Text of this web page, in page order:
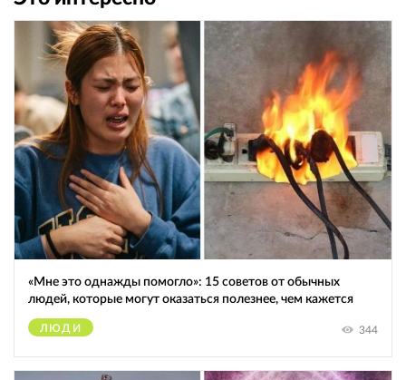
«Мне это однажды помогло»: 15 советов от обычных
людей, которые могут оказаться полезнее, чем кажется
ЛЮДИ 344